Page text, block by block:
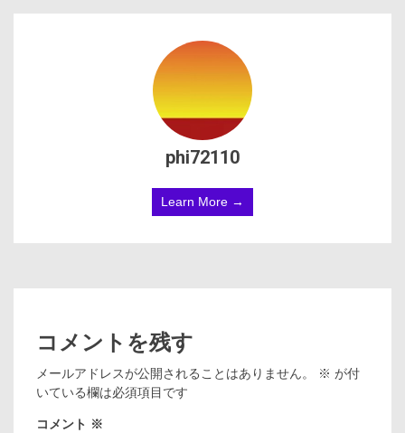
phi72110
Learn More →
コメントを残す
メールアドレスが公開されることはありません。 ※ が付
いている欄は必須項目です
コメント ※